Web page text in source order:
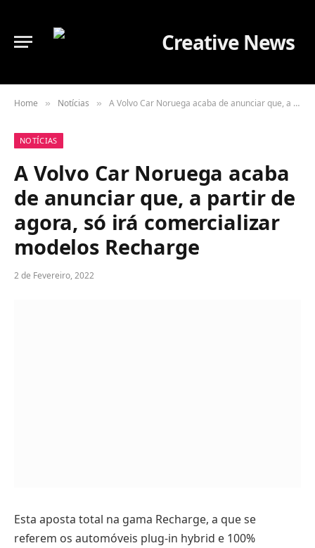
Home » Notícias » A Volvo Car Noruega acaba de anunciar que, a partir de agora, só irá comercializar modelos Recharge
NOTÍCIAS
A Volvo Car Noruega acaba
de anunciar que, a partir de
agora, só irá comercializar
modelos Recharge
2 de Fevereiro, 2022
Esta aposta total na gama Recharge, a que se
referem os automóveis plug-in hybrid e 100%